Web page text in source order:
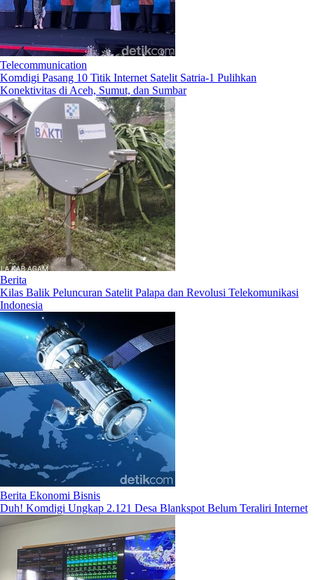
Telecommunication
Komdigi Pasang 10 Titik Internet Satelit Satria-1 Pulihkan
Konektivitas di Aceh, Sumut, dan Sumbar
Berita
Kilas Balik Peluncuran Satelit Palapa dan Revolusi Telekomunikasi
Indonesia
Berita Ekonomi Bisnis
Duh! Komdigi Ungkap 2.121 Desa Blankspot Belum Teraliri Internet